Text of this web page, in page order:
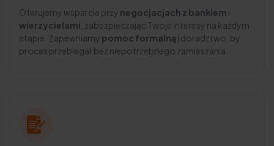
Oferujemy wsparcie przy negocjacjach z bankiem i
wierzycielami , zabezpieczając Twoje interesy na każdym
etapie. Zapewniamy pomoc formalną i doradztwo, by
proces przebiegał bez niepotrzebnego zamieszania.